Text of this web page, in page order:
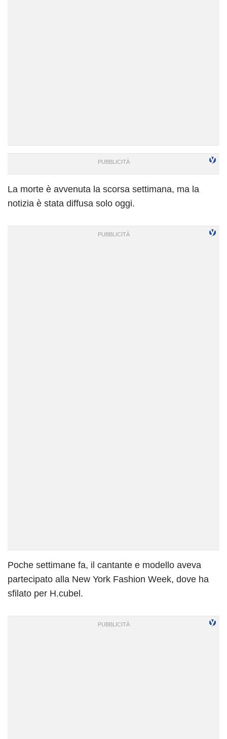
La morte è avvenuta la scorsa settimana, ma la
notizia è stata diffusa solo oggi.
Poche settimane fa, il cantante e modello aveva
partecipato alla New York Fashion Week, dove ha
sfilato per H.cubel.